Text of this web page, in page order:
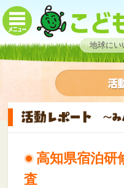
地球にい
高知県宿泊
査